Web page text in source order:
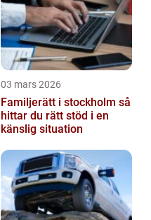
03 mars 2026
Familjerätt i stockholm så
hittar du rätt stöd i en
känslig situation